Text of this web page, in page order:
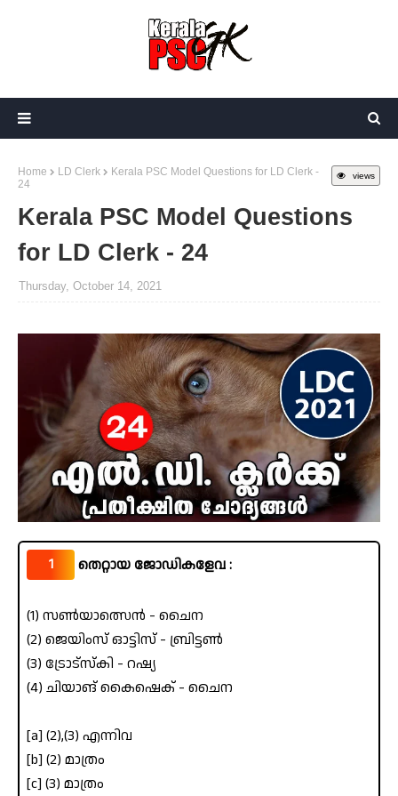
views
Home LD Clerk
Kerala PSC Model Questions for LD Clerk -
24
Kerala PSC Model Questions
for LD Clerk - 24
Thursday, October 14, 2021
1 തെറ്റായ ജോഡികളേവ :
(1) സൺയാത്സെൻ - ചൈന
(2) ജെയിംസ് ഓട്ടിസ് - ബ്രിട്ടൺ
(3) ട്രോട്സ്കി - റഷ്യ
(4) ചിയാങ് കൈഷെക് - ചൈന
[a] (2),(3) എന്നിവ
[b] (2) മാത്രം
[c] (3) മാത്രം